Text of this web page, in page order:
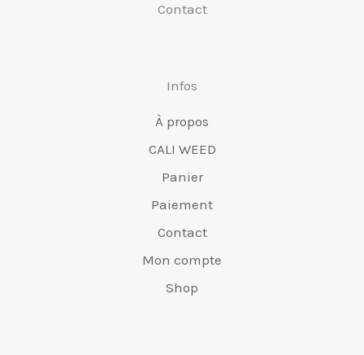
Contact
Infos
À propos
CALI WEED
Panier
Paiement
Contact
Mon compte
Shop